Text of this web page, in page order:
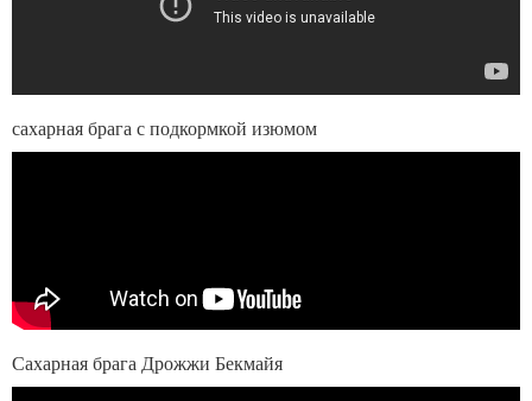
сахарная брага с подкормкой изюмом
Сахарная брага Дрожжи Бекмайя